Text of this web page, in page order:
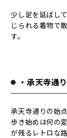
少し足を延ばし
じられる着物で
す。
・承天寺通り
承天寺通りの始
歩き始めは何の
が残るレトロな